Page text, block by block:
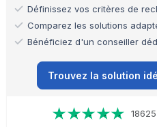
Définissez vos critères de
Comparez les solutions
Bénéficiez d'un conseiller
Trouvez la solution